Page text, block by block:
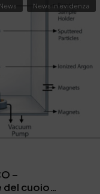
News News in evidenza
–
del cuoio